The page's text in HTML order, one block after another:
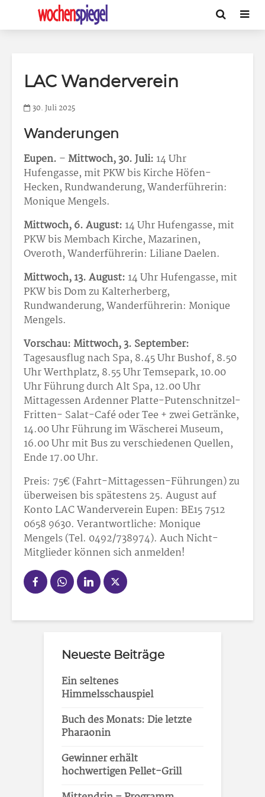
LAC Wanderverein
30. Juli 2025
Wanderungen
Eupen. –Mittwoch, 30. Juli: 14 Uhr
Hufengasse, mit PKW bis Kirche Höfen-
Hecken, Rundwanderung, Wanderführerin:
Monique Mengels.
Mittwoch, 6. August: 14 Uhr Hufengasse, mit
PKW bis Membach Kirche, Mazarinen,
Overoth, Wanderführerin: Liliane Daelen.
Mittwoch, 13. August: 14 Uhr Hufengasse, mit
PKW bis Dom zu Kalterherberg,
Rundwanderung, Wanderführerin: Monique
Mengels.
Vorschau: Mittwoch, 3. September:
Tagesausflug nach Spa, 8.45 Uhr Bushof, 8.50
Uhr Werthplatz, 8.55 Uhr Temsepark, 10.00
Uhr Führung durch Alt Spa, 12.00 Uhr
Mittagessen Ardenner Platte-Putenschnitzel-
Fritten- Salat-Café oder Tee + zwei Getränke,
14.00 Uhr Führung im Wäscherei Museum,
16.00 Uhr mit Bus zu verschiedenen Quellen,
Ende 17.00 Uhr.
Preis: 75€ (Fahrt-Mittagessen-Führungen) zu
überweisen bis spätestens 25. August auf
Konto LAC Wanderverein Eupen: BE15 7512
0658 9630. Verantwortliche: Monique
Mengels (Tel. 0492/738974). Auch Nicht-
Mitglieder können sich anmelden!
Neueste Beiträge
Ein seltenes
Himmelsschauspiel
Buch des Monats: Die letzte
Pharaonin
Gewinner erhält
hochwertigen Pellet-Grill